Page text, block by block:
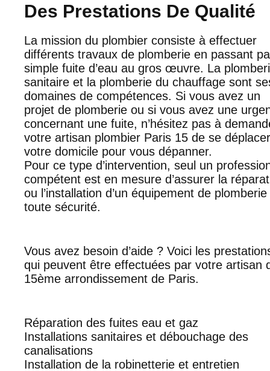
Des Prestations De Qualité
La mission du plombier consiste à effectuer
différents travaux de plomberie en passant
simple fuite d’eau au gros œuvre. La
sanitaire et la plomberie du chauffage sont
domaines de compétences. Si vous avez un
projet de plomberie ou si vous avez une
concernant une fuite, n’hésitez pas à
votre artisan plombier Paris 15 de se
votre domicile pour vous dépanner.
Pour ce type d’intervention, seul un
compétent est en mesure d’assurer la
ou l’installation d’un équipement de
toute sécurité.
Vous avez besoin d’aide ? Voici les
qui peuvent être effectuées par votre artisan
15ème arrondissement de Paris.
Réparation des fuites eau et gaz
Installations sanitaires et débouchage des
canalisations
Installation de la robinetterie et entretien